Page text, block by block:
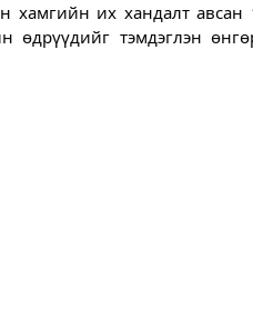
хамгийн их хандалт авсан
тэмдэглэн